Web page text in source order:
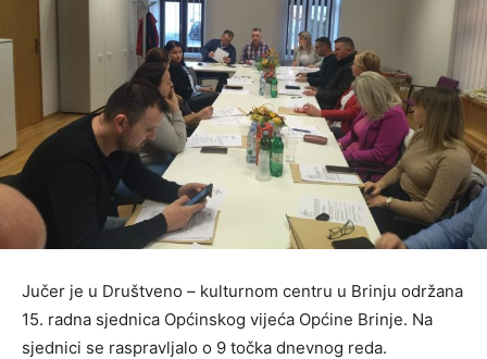
Jučer je u Društveno – kulturnom centru u Brinju održana
15. radna sjednica Općinskog vijeća Općine Brinje. Na
sjednici se raspravljalo o 9 točka dnevnog reda.